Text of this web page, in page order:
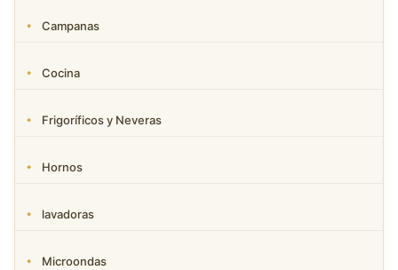
Campanas
Cocina
Frigoríficos y Neveras
Hornos
lavadoras
Microondas